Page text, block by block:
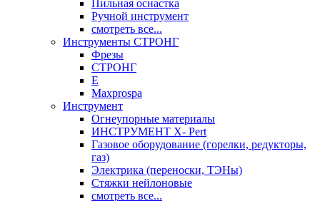
Пильная оснастка
Ручной инструмент
смотреть все...
Инструменты СТРОНГ
Фрезы
СТРОНГ
Е
Maxprospa
Инструмент
Огнеупорные материалы
ИНСТРУМЕНТ X- Pert
Газовое оборудование (горелки, редукторы,
газ)
Электрика (переноски, ТЭНы)
Стяжки нейлоновые
смотреть все...